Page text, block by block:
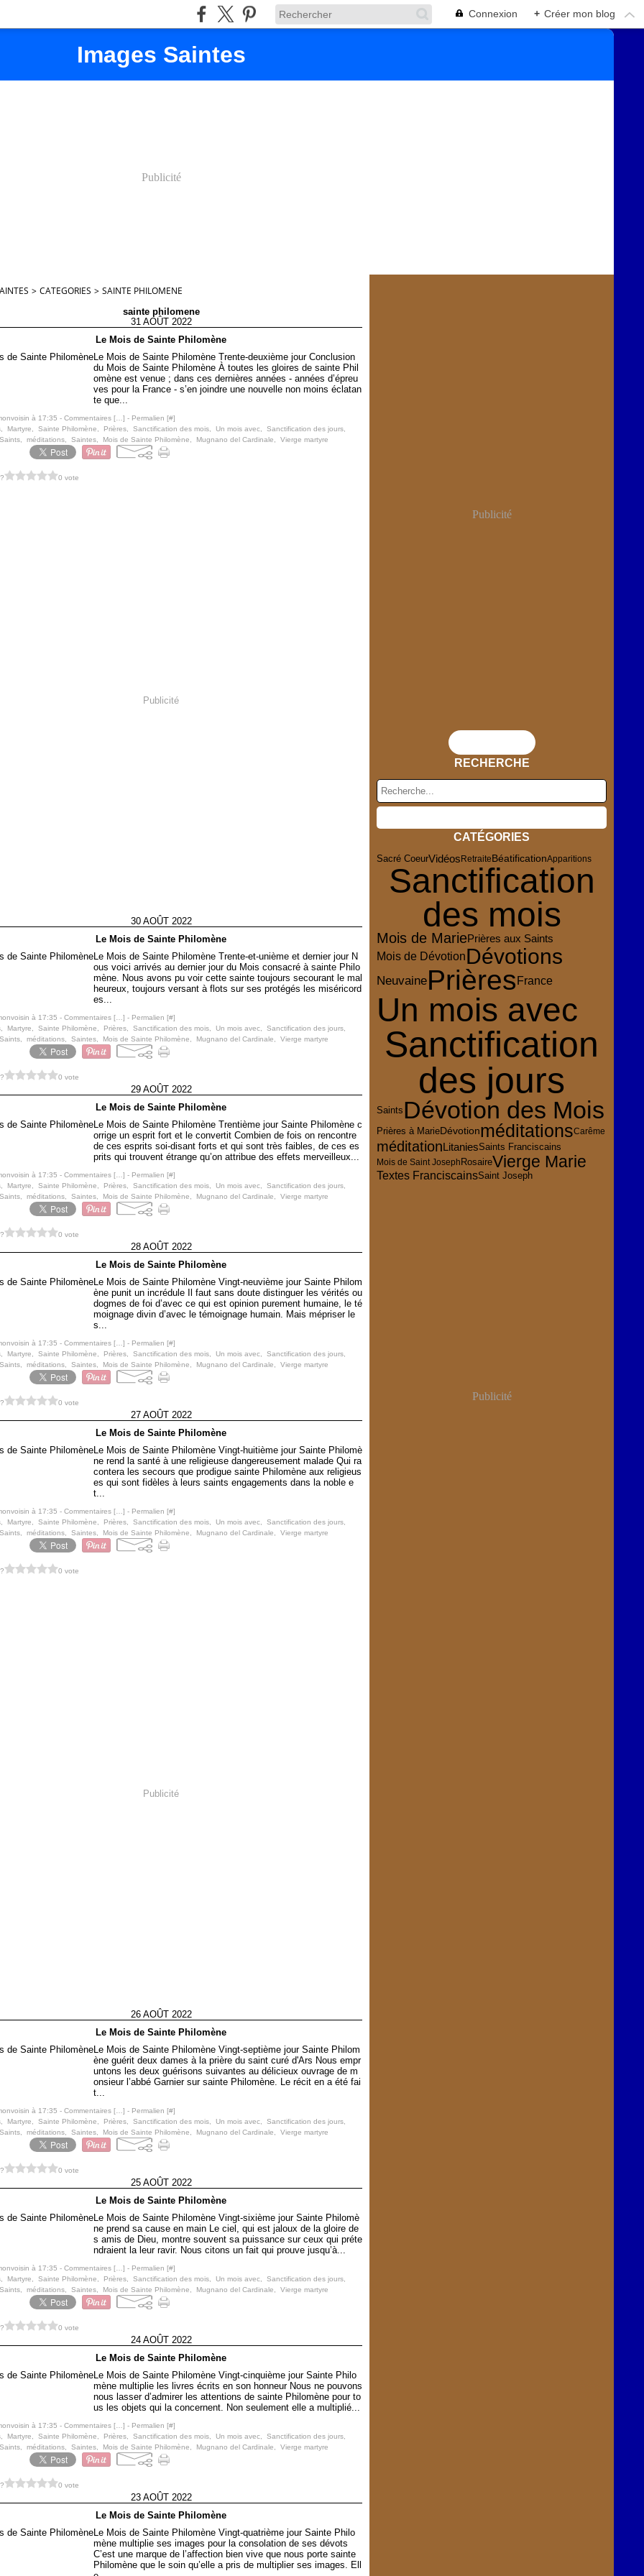
Connexion + Créer mon blog
Images Saintes
Publicité
> CATEGORIES > SAINTE PHILOMENE
sainte philomene
31 AOÛT 2022
Le Mois de Sainte Philomène
Le Mois de Sainte Philomène Trente-deuxième jour Conclusion
du Mois de Sainte Philomène À toutes les gloires de sainte Phil
omène est venue ; dans ces dernières années - années d’épreu
ves pour la France - s’en joindre une nouvelle non moins éclatan
te que...
à 17:35 - Commentaires [ ] - Permalien [#]
Martyre Sainte Philomène Prières Sanctification des mois Un mois avec Sanctification des jours
méditations Saintes Mois de Sainte Philomène Mugnano del Cardinale Vierge martyre
0 vote
Publicité
30 AOÛT 2022
Le Mois de Sainte Philomène
Le Mois de Sainte Philomène Trente-et-unième et dernier jour N
ous voici arrivés au dernier jour du Mois consacré à sainte Philo
mène. Nous avons pu voir cette sainte toujours secourant le mal
heureux, toujours versant à flots sur ses protégés les miséricord
es...
à 17:35 - Commentaires [ ] - Permalien [#]
Martyre Sainte Philomène Prières Sanctification des mois Un mois avec Sanctification des jours
méditations Saintes Mois de Sainte Philomène Mugnano del Cardinale Vierge martyre
0 vote
29 AOÛT 2022
Le Mois de Sainte Philomène
Le Mois de Sainte Philomène Trentième jour Sainte Philomène c
orrige un esprit fort et le convertit Combien de fois on rencontre
de ces esprits soi-disant forts et qui sont très faibles, de ces es
prits qui trouvent étrange qu’on attribue des effets merveilleux...
à 17:35 - Commentaires [ ] - Permalien [#]
Martyre Sainte Philomène Prières Sanctification des mois Un mois avec Sanctification des jours
méditations Saintes Mois de Sainte Philomène Mugnano del Cardinale Vierge martyre
0 vote
28 AOÛT 2022
Le Mois de Sainte Philomène
Le Mois de Sainte Philomène Vingt-neuvième jour Sainte Philom
ène punit un incrédule Il faut sans doute distinguer les vérités ou
dogmes de foi d’avec ce qui est opinion purement humaine, le té
moignage divin d’avec le témoignage humain. Mais mépriser le
s...
à 17:35 - Commentaires [ ] - Permalien [#]
Martyre Sainte Philomène Prières Sanctification des mois Un mois avec Sanctification des jours
méditations Saintes Mois de Sainte Philomène Mugnano del Cardinale Vierge martyre
0 vote
27 AOÛT 2022
Le Mois de Sainte Philomène
Le Mois de Sainte Philomène Vingt-huitième jour Sainte Philomè
ne rend la santé à une religieuse dangereusement malade Qui ra
contera les secours que prodigue sainte Philomène aux religieus
es qui sont fidèles à leurs saints engagements dans la noble e
t...
à 17:35 - Commentaires [ ] - Permalien [#]
Martyre Sainte Philomène Prières Sanctification des mois Un mois avec Sanctification des jours
méditations Saintes Mois de Sainte Philomène Mugnano del Cardinale Vierge martyre
0 vote
Publicité
26 AOÛT 2022
Le Mois de Sainte Philomène
Le Mois de Sainte Philomène Vingt-septième jour Sainte Philom
ène guérit deux dames à la prière du saint curé d'Ars Nous empr
untons les deux guérisons suivantes au délicieux ouvrage de m
onsieur l’abbé Garnier sur sainte Philomène. Le récit en a été fai
t...
à 17:35 - Commentaires [ ] - Permalien [#]
Martyre Sainte Philomène Prières Sanctification des mois Un mois avec Sanctification des jours
méditations Saintes Mois de Sainte Philomène Mugnano del Cardinale Vierge martyre
0 vote
25 AOÛT 2022
Le Mois de Sainte Philomène
Le Mois de Sainte Philomène Vingt-sixième jour Sainte Philomè
ne prend sa cause en main Le ciel, qui est jaloux de la gloire de
s amis de Dieu, montre souvent sa puissance sur ceux qui préte
ndraient la leur ravir. Nous citons un fait qui prouve jusqu’à...
à 17:35 - Commentaires [ ] - Permalien [#]
Martyre Sainte Philomène Prières Sanctification des mois Un mois avec Sanctification des jours
méditations Saintes Mois de Sainte Philomène Mugnano del Cardinale Vierge martyre
0 vote
24 AOÛT 2022
Le Mois de Sainte Philomène
Le Mois de Sainte Philomène Vingt-cinquième jour Sainte Philo
mène multiplie les livres écrits en son honneur Nous ne pouvons
nous lasser d’admirer les attentions de sainte Philomène pour to
us les objets qui la concernent. Non seulement elle a multiplié...
à 17:35 - Commentaires [ ] - Permalien [#]
Martyre Sainte Philomène Prières Sanctification des mois Un mois avec Sanctification des jours
méditations Saintes Mois de Sainte Philomène Mugnano del Cardinale Vierge martyre
0 vote
23 AOÛT 2022
Le Mois de Sainte Philomène
Le Mois de Sainte Philomène Vingt-quatrième jour Sainte Philo
mène multiplie ses images pour la consolation de ses dévots
C’est une marque de l’affection bien vive que nous porte sainte
Philomène que le soin qu’elle a pris de multiplier ses images. Ell
Publicité
RECHERCHE
CATÉGORIES
Sacré CoeurVidéosRetraite BéatificationApparitions
Sanctification
des mois
Mois de MariePrières aux Saints
Mois de DévotionDévotions
NeuvainePrièresFrance
Un mois avec
Sanctification
des jours
Saints Dévotion des Mois
Prières à MarieDévotionméditationsCarême
méditationLitaniesSaints Franciscains
Mois de Saint JosephRosaireVierge Marie
Textes FranciscainsSaint Joseph
Publicité